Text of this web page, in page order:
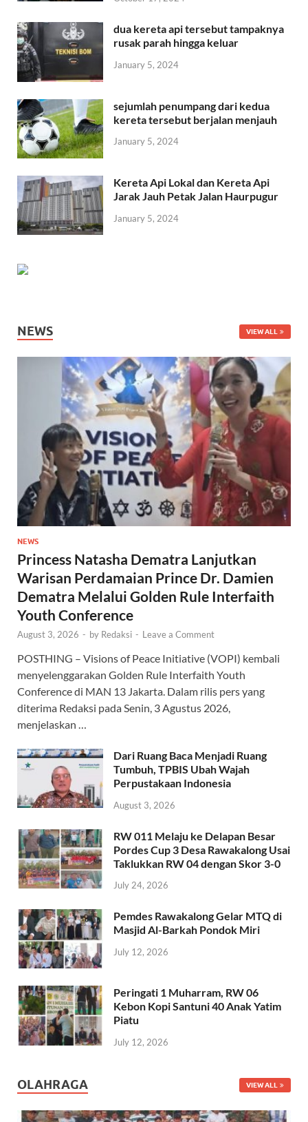
dua kereta api tersebut tampaknya
rusak parah hingga keluar
January 5, 2024
sejumlah penumpang dari kedua
kereta tersebut berjalan menjauh
January 5, 2024
Kereta Api Lokal dan Kereta Api
Jarak Jauh Petak Jalan Haurpugur
January 5, 2024
NEWS VIEW ALL
NEWS
Princess Natasha Dematra Lanjutkan
Warisan Perdamaian Prince Dr. Damien
Dematra Melalui Golden Rule Interfaith
Youth Conference
August 3, 2026 - by Redaksi - Leave a Comment
POSTHING – Visions of Peace Initiative (VOPI) kembali
menyelenggarakan Golden Rule Interfaith Youth
Conference di MAN 13 Jakarta. Dalam rilis pers yang
diterima Redaksi pada Senin, 3 Agustus 2026,
menjelaskan …
Dari Ruang Baca Menjadi Ruang
Tumbuh, TPBIS Ubah Wajah
Perpustakaan Indonesia
August 3, 2026
RW 011 Melaju ke Delapan Besar
Pordes Cup 3 Desa Rawakalong Usai
Taklukkan RW 04 dengan Skor 3-0
July 24, 2026
Pemdes Rawakalong Gelar MTQ di
Masjid Al-Barkah Pondok Miri
July 12, 2026
Peringati 1 Muharram, RW 06
Kebon Kopi Santuni 40 Anak Yatim
Piatu
July 12, 2026
OLAHRAGA VIEW ALL